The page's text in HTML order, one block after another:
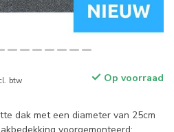
btw Op voorraad
dak met een diameter van 25cm